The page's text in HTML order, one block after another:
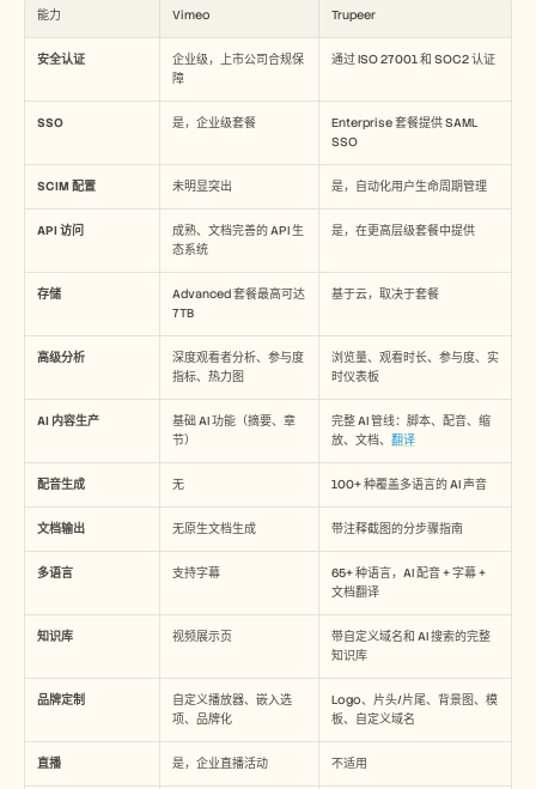
能力 Vimeo Trupeer
安全认证
企业级，上市公司合规保
障
通过 ISO 27001 和 SOC2 认证
SSO 是，企业级套餐
Enterprise 套餐提供 SAML
SSO
SCIM 配置 未明显突出 是，自动化用户生命周期管理
API 访问
成熟、文档完善的 API 生
态系统
是，在更高层级套餐中提供
存储
Advanced 套餐最高可达
7TB
基于云，取决于套餐
高级分析
深度观看者分析、参与度
指标、热力图
浏览量、观看时长、参与度、实
时仪表板
AI 内容生产
基础 AI 功能（摘要、章
节）
完整 AI 管线：脚本、配音、缩
放、文档、 翻译
配音生成 无 100+ 种覆盖多语言的 AI 声音
文档输出 无原生文档生成 带注释截图的分步骤指南
多语言 支持字幕
65+ 种语言，AI 配音 + 字幕 +
文档翻译
知识库 视频展示页
带自定义域名和 AI 搜索的完整
知识库
品牌定制
自定义播放器、嵌入选
项、品牌化
Logo、片头/片尾、背景图、模
板、自定义域名
直播 是，企业直播活动 不适用